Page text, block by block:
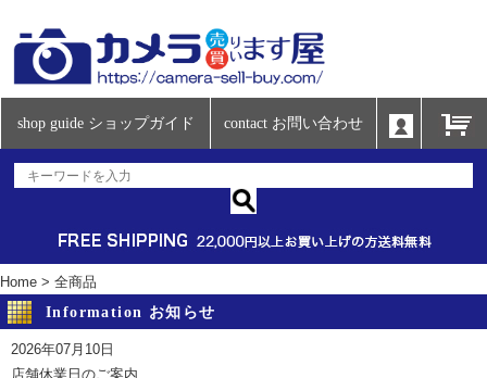
shop guide ショップガイド contact お問い合わせ
Home > 全商品
Information お知らせ
2026年07月10日
店舗休業日のご案内